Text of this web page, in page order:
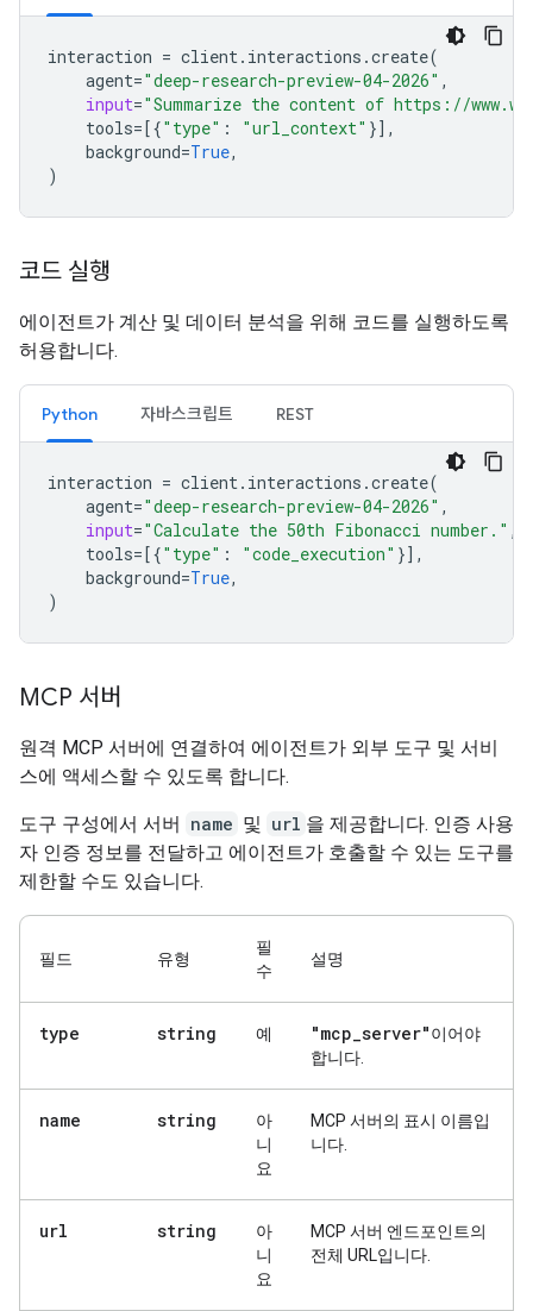
interaction = client. interactions .create(
agent="deep-research-preview-04-2026" ,
input="Summarize the content of https://
tools=[{"type" : "url_context" }],
background=True,
)
코드 실행
에이전트가 계산 및 데이터 분석을 위해 코드를 실행하도록
허용합니다.
Python 자바스크립트 REST
interaction = client. interactions .create(
agent="deep-research-preview-04-2026" ,
input="Calculate the 50th Fibonacci number." ,
tools=[{"type" : "code_execution" }],
background=True,
)
MCP 서버
원격 MCP 서버에 연결하여 에이전트가 외부 도구 및 서비
스에 액세스할 수 있도록 합니다.
도구 구성에서 서버 name 및 url 을 제공합니다. 인증 사용
자 인증 정보를 전달하고 에이전트가 호출할 수 있는 도구를
제한할 수도 있습니다.
필드 유형
필
수
설명
type string 예 "mcp_server"이어야
합니다.
name string
아
니
요
MCP 서버의 표시 이름입
니다.
url string
아
니
요
MCP 서버 엔드포인트의
전체 URL입니다.